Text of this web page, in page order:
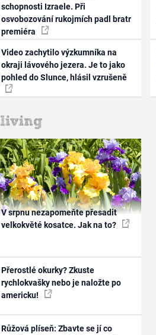
schopnosti Izraele. Při
osvobozování rukojmích padl bratr
premiéra
Video zachytilo výzkumníka na
okraji lávového jezera. Je to jako
pohled do Slunce, hlásil vzrušeně
V srpnu nezapomeňte přesadit
velkokvěté kosatce. Jak na to?
Přerostlé okurky? Zkuste
rychlokvašky nebo je naložte po
americku!
Růžová plíseň: Zbavte se jí co